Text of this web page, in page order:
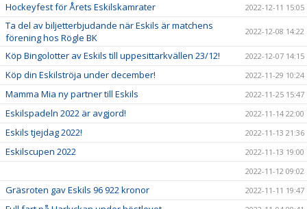
Hockeyfest för Årets Eskilskamrater 2022-12-11 15:05
Ta del av biljetterbjudande när Eskils är matchens
förening hos Rögle BK
2022-12-08 14:22
Köp Bingolotter av Eskils till uppesittarkvällen 23/12! 2022-12-07 14:15
Köp din Eskilströja under december! 2022-11-29 10:24
Mamma Mia ny partner till Eskils 2022-11-25 15:47
Eskilspadeln 2022 är avgjord! 2022-11-14 22:00
Eskils tjejdag 2022! 2022-11-13 21:36
Eskilscupen 2022
2022-11-13 19:00
2022-11-12 09:02
Gräsroten gav Eskils 96 922 kronor 2022-11-11 19:47